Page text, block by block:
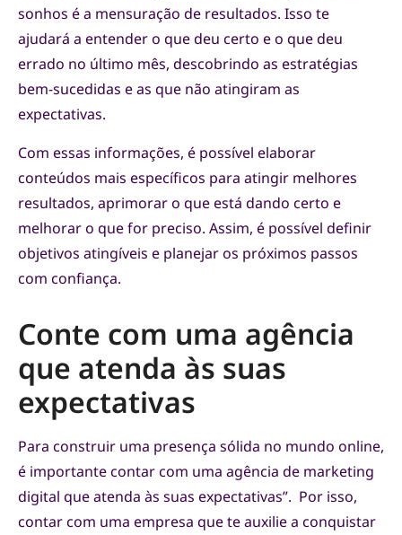
sonhos é a mensuração de resultados. Isso te
ajudará a entender o que deu certo e o que deu
errado no último mês, descobrindo as estratégias
bem-sucedidas e as que não atingiram as
expectativas.
Com essas informações, é possível elaborar
conteúdos mais específicos para atingir melhores
resultados, aprimorar o que está dando certo e
melhorar o que for preciso. Assim, é possível definir
objetivos atingíveis e planejar os próximos passos
com confiança.
Conte com uma agência
que atenda às suas
expectativas
Para construir uma presença sólida no mundo online,
é importante contar com uma agência de marketing
digital que atenda às suas expectativas”. Por isso,
contar com uma empresa que te auxilie a conquistar